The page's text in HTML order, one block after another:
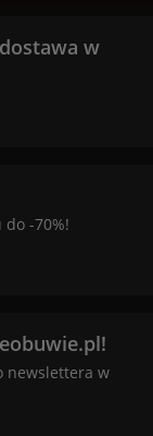
w
-70%!
newslettera w